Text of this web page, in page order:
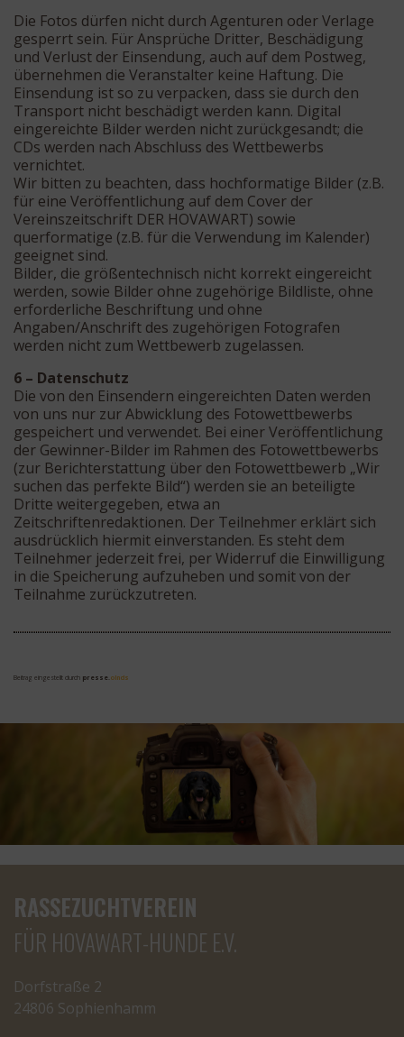
Die Fotos dürfen nicht durch Agenturen oder Verlage
gesperrt sein. Für Ansprüche Dritter, Beschädigung
und Verlust der Einsendung, auch auf dem Postweg,
übernehmen die Veranstalter keine Haftung. Die
Einsendung ist so zu verpacken, dass sie durch den
Transport nicht beschädigt werden kann. Digital
eingereichte Bilder werden nicht zurückgesandt; die
CDs werden nach Abschluss des Wettbewerbs
vernichtet.
Wir bitten zu beachten, dass hochformatige Bilder (z.B.
für eine Veröffentlichung auf dem Cover der
Vereinszeitschrift DER HOVAWART) sowie
querformatige (z.B. für die Verwendung im Kalender)
geeignet sind.
Bilder, die größentechnisch nicht korrekt eingereicht
werden, sowie Bilder ohne zugehörige Bildliste, ohne
erforderliche Beschriftung und ohne
Angaben/Anschrift des zugehörigen Fotografen
werden nicht zum Wettbewerb zugelassen.
6 – Datenschutz
Die von den Einsendern eingereichten Daten werden
von uns nur zur Abwicklung des Fotowettbewerbs
gespeichert und verwendet. Bei einer Veröffentlichung
der Gewinner-Bilder im Rahmen des Fotowettbewerbs
(zur Berichterstattung über den Fotowettbewerb „Wir
suchen das perfekte Bild“) werden sie an beteiligte
Dritte weitergegeben, etwa an
Zeitschriftenredaktionen. Der Teilnehmer erklärt sich
ausdrücklich hiermit einverstanden. Es steht dem
Teilnehmer jederzeit frei, per Widerruf die Einwilligung
in die Speicherung aufzuheben und somit von der
Teilnahme zurückzutreten.
Beitrag eingestellt durch presse. olnds
RASSEZUCHTVEREIN
FÜR HOVAWART-HUNDE E.V.
Dorfstraße 2
24806 Sophienhamm